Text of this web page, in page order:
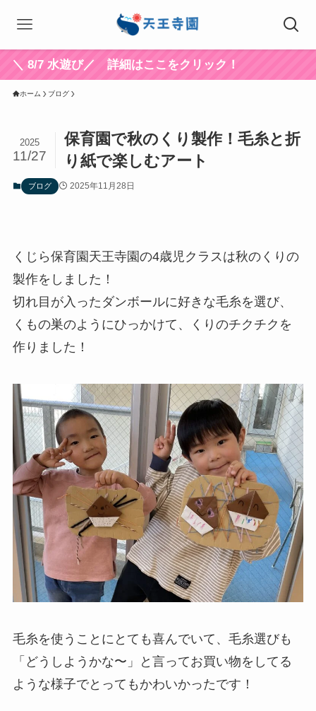
遊び／ 詳細はここをクリック！
ホーム ブログ
保育園で秋のくり製作！毛糸と折
り紙で楽しむアート
2025
11/27
ブログ 2025年11月28日
くじら保育園天王寺園の4歳児クラスは秋のくりの
製作をしました！
切れ目が入ったダンボールに好きな毛糸を選び、
くもの巣のようにひっかけて、くりのチクチクを
作りました！
毛糸を使うことにとても喜んでいて、毛糸選びも
「どうしようかな〜」と言ってお買い物をしてる
ような様子でとってもかわいかったです！